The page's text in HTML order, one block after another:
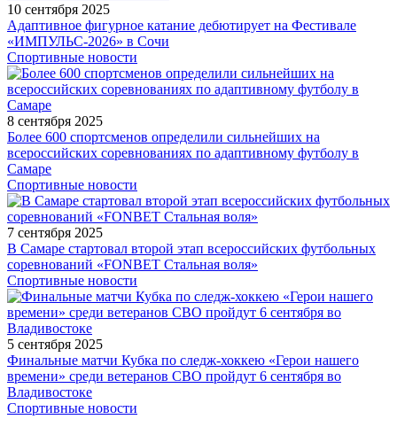
10 сентября 2025
Адаптивное фигурное катание дебютирует на Фестивале
«ИМПУЛЬС-2026» в Сочи
Спортивные новости
8 сентября 2025
Более 600 спортсменов определили сильнейших на
всероссийских соревнованиях по адаптивному футболу в
Самаре
Спортивные новости
7 сентября 2025
В Самаре стартовал второй этап всероссийских футбольных
соревнований «FONBET Стальная воля»
Спортивные новости
5 сентября 2025
Финальные матчи Кубка по следж-хоккею «Герои нашего
времени» среди ветеранов СВО пройдут 6 сентября во
Владивостоке
Спортивные новости